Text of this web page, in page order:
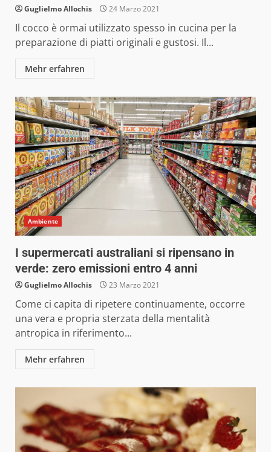
Guglielmo Allochis 24 Marzo 2021
Il cocco è ormai utilizzato spesso in cucina per la
preparazione di piatti originali e gustosi. Il...
Mehr erfahren
Ambiente
I supermercati australiani si ripensano in
verde: zero emissioni entro 4 anni
Guglielmo Allochis 23 Marzo 2021
Come ci capita di ripetere continuamente, occorre
una vera e propria sterzata della mentalità
antropica in riferimento...
Mehr erfahren